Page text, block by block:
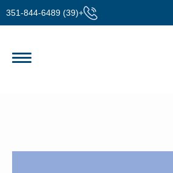
+(39) 351-844-6489